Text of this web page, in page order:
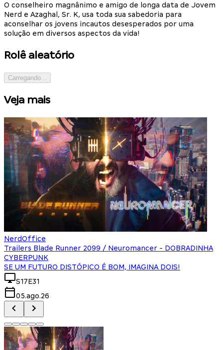
O conselheiro magnânimo e amigo de longa data de Jovem
Nerd e Azaghal, Sr. K, usa toda sua sabedoria para
aconselhar os jovens incautos desesperados por uma
solução em diversos aspectos da vida!
Rolê aleatório
Carregando...
Veja mais
NerdOffice
Trailers Blade Runner 2099 / Neuromancer - DOBRADINHA
CYBERPUNK
SE UM FUTURO DISTÓPICO É BOM, IMAGINA DOIS!
S17E31
05.ago.26